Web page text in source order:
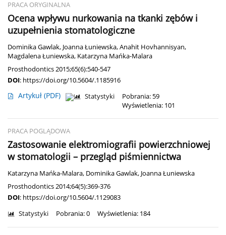
PRACA ORYGINALNA
Ocena wpływu nurkowania na tkanki zębów i
uzupełnienia stomatologiczne
Dominika Gawlak, Joanna Łuniewska,Anahit Hovhannisyan,
Magdalena Łuniewska, Katarzyna Mańka-Malara
Prosthodontics 2015;65(6):540-547
DOI: https://doi.org/10.5604/.1185916
Artykuł (PDF) Statystyki
Pobrania: 59
Wyświetlenia: 101
PRACA POGLĄDOWA
Zastosowanie elektromiografii powierzchniowej
w stomatologii – przegląd piśmiennictwa
Katarzyna Mańka-Malara, Dominika Gawlak, Joanna Łuniewska
Prosthodontics 2014;64(5):369-376
DOI: https://doi.org/10.5604/.1129083
Statystyki Pobrania: 0 Wyświetlenia: 184